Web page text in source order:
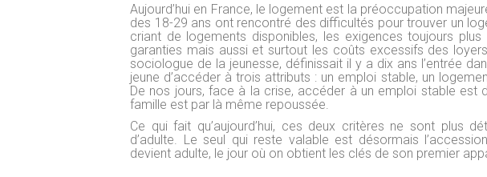
Aujourd’hui en France, le logement est la préoccupation
des 18-29 ans ont rencontré des difficultés pour trouver un
criant de logements disponibles, les exigences toujours
garanties mais aussi et surtout les coûts excessifs des
sociologue de la jeunesse, définissait il y a dix ans l’entrée
jeune d’accéder à trois attributs : un emploi stable, un
De nos jours, face à la crise, accéder à un emploi stable est
famille est par là même repoussée.
Ce qui fait qu’aujourd’hui, ces deux critères ne sont plus
d’adulte. Le seul qui reste valable est désormais
devient adulte, le jour où on obtient les clés de son premier